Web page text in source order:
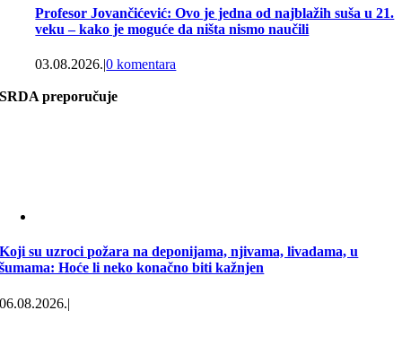
Profesor Jovančićević: Ovo je jedna od najblažih suša u 21.
veku – kako je moguće da ništa nismo naučili
03.08.2026.|0 komentara
SRDA preporučuje
Koji su uzroci požara na deponijama, njivama, livadama, u
šumama: Hoće li neko konačno biti kažnjen
06.08.2026.|